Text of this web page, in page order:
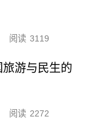
阅读 3119
游与民生的
阅读 2272